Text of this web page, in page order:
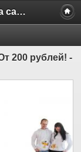
Бесплатные объявления на сайте MILAMO.ru
200 рублей! -